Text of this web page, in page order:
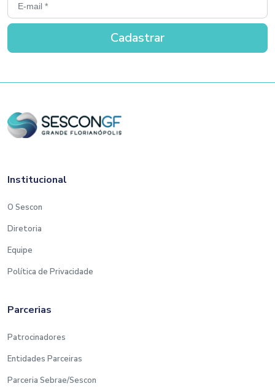
Institucional
O Sescon
Diretoria
Equipe
Política de Privacidade
Parcerias
Patrocinadores
Entidades Parceiras
Parceria Sebrae/Sescon